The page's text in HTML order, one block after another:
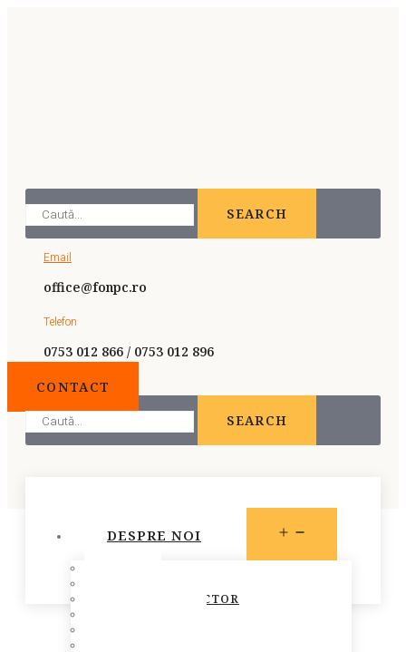
SEARCH
Email
office@fonpc.ro
Telefon
0753 012 866 / 0753 012 896
CONTACT
SEARCH
DESPRE NOI
CONSILIUL DIRECTOR